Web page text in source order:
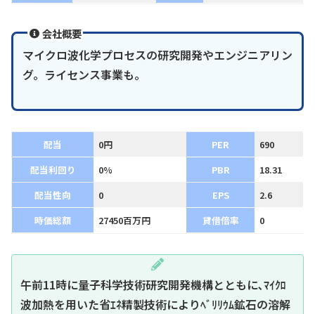
会社概要
マイクロ波化学プロセスの研究開発やエンジニアリン
グ。ライセンス事業も。
配当 0円 PER
690
配当利回り
0% PBR
18.31
配当性向
0 EPS
2.6
時価総額
27450百万円 貸借倍率 0
午前11時に量子科学技術研究開発機構とともに､ﾏｲｸﾛ
波加熱を用いた省ｴﾈ精製技術によりﾍﾞﾘﾘｳﾑ鉱石の溶解